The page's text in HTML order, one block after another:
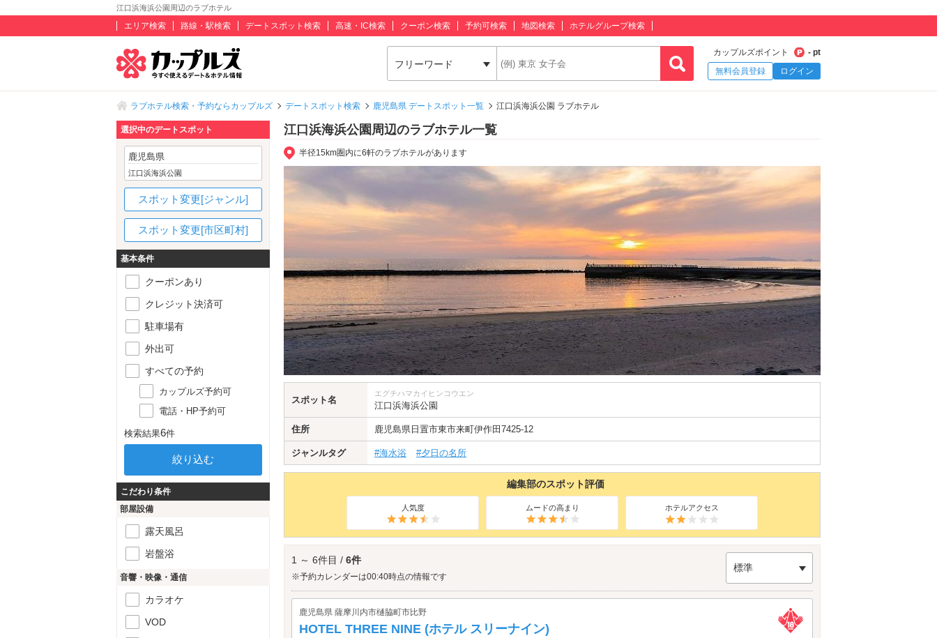
江口浜海浜公園周辺のラブホテル
エリア検索 路線・駅検索 デートスポット検索 高速・IC検索 クーポン検索 予約可検索 地図検索 ホテルグループ検索
フリーワード
カップルズポイント
- pt
無料会員登録
ログイン
ラブホテル検索・予約ならカップルズ デートスポット検索 鹿児島県 デートスポット一覧 江口浜海浜公園 ラブホテル
江口浜海浜公園周辺のラブホテル一覧
半径15km圏内に6軒のラブホテルがあります
スポット名
エグチハマカイヒンコウエン
江口浜海浜公園
住所 鹿児島県 日置市東市来町伊作田7425-12
ジャンルタグ #海水浴 #夕日の名所
編集部のスポット評価
人気度 ムードの高まり ホテルアクセス
1 ～ 6件目 / 6件
※予約カレンダーは00:40時点の情報です
標準
鹿児島県 薩摩川内市樋脇町市比野
HOTEL THREE NINE (ホテル スリーナイン)
選択中のデートスポット
鹿児島県
江口浜海浜公園
スポット変更[ジャンル]
スポット変更[市区町村]
基本条件
クーポンあり
クレジット決済可
駐車場有
外出可
すべての予約
カップルズ予約可
電話・HP予約可
検索結果6件
こだわり条件
部屋設備
露天風呂
岩盤浴
音響・映像・通信
カラオケ
VOD